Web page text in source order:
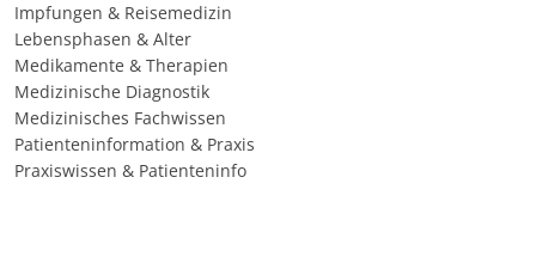
Impfungen & Reisemedizin
Lebensphasen & Alter
Medikamente & Therapien
Medizinische Diagnostik
Medizinisches Fachwissen
Patienteninformation & Praxis
Praxiswissen & Patienteninfo